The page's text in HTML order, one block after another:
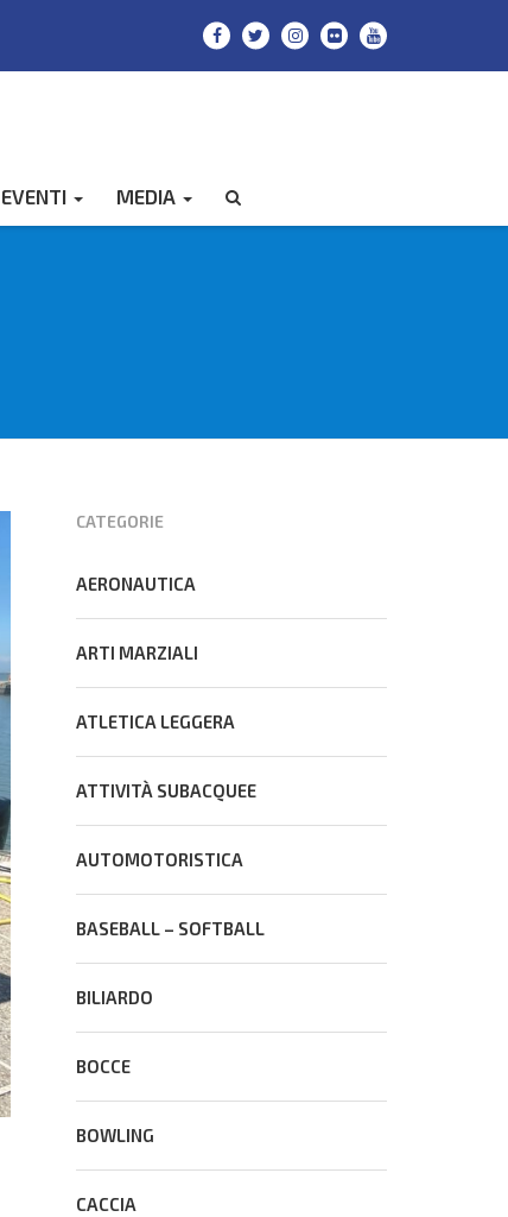
EVENTI MEDIA
CATEGORIE
AERONAUTICA
ARTI MARZIALI
ATLETICA LEGGERA
ATTIVITÀ SUBACQUEE
AUTOMOTORISTICA
BASEBALL – SOFTBALL
BILIARDO
BOCCE
BOWLING
CACCIA